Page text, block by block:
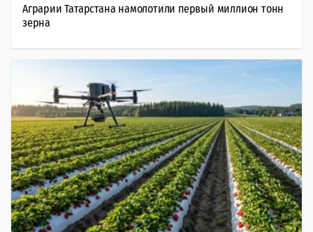
Аграрии Татарстана намолотили первый миллион тонн
зерна